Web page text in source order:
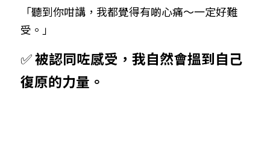
「聽到你咁講，我都覺得有啲心痛～一定好難
受。」
✅ 被認同咗感受，我自然會搵到自己
復原的力量。